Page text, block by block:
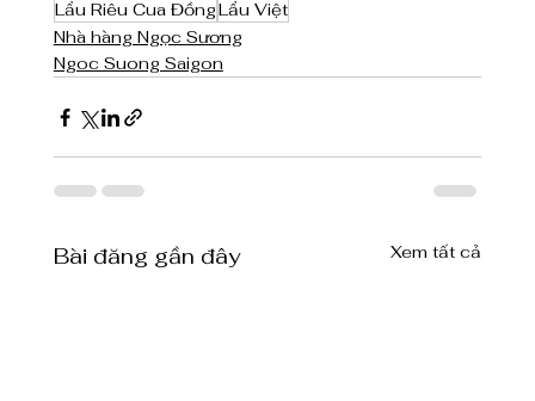
Lẩu Riêu Cua ĐồngLẩu Việt
Nhà hàng Ngọc Sương
Ngoc Suong Saigon
Bài đăng gần đây Xem tất cả